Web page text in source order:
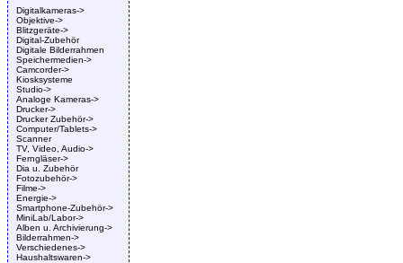
Digitalkameras->
Objektive->
Blitzgeräte->
Digital-Zubehör
Digitale Bilderrahmen
Speichermedien->
Camcorder->
Kiosksysteme
Studio->
Analoge Kameras->
Drucker->
Drucker Zubehör->
Computer/Tablets->
Scanner
TV, Video, Audio->
Ferngläser->
Dia u. Zubehör
Fotozubehör->
Filme->
Energie->
Smartphone-Zubehör->
MiniLab/Labor->
Alben u. Archivierung->
Bilderrahmen->
Verschiedenes->
Haushaltswaren->